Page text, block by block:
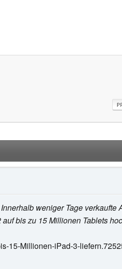
weniger Tage verkaufte
bis zu 15 Millionen Tablets
15-Millionen-iPad-3-